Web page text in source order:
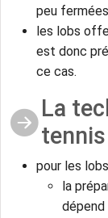
peu
les lobs
est donc
ce cas.
La
tennis
pour les
la